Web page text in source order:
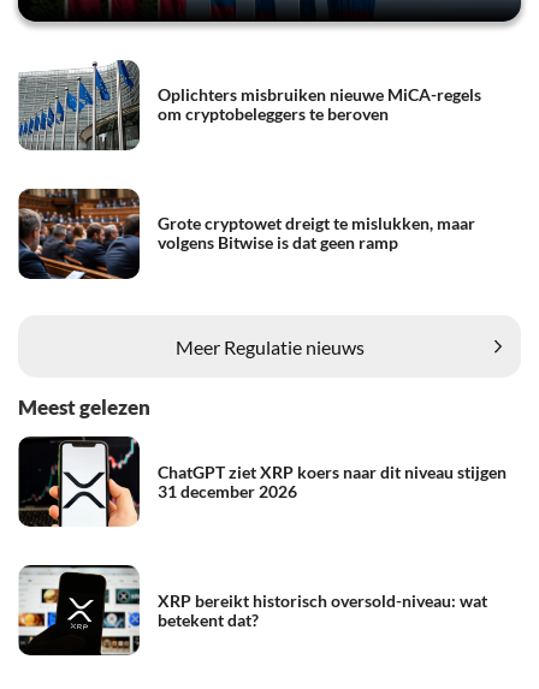
Oplichters misbruiken nieuwe MiCA-regels
om cryptobeleggers te beroven
Grote cryptowet dreigt te mislukken, maar
volgens Bitwise is dat geen ramp
Meer Regulatie nieuws
Meest gelezen
ChatGPT ziet XRP koers naar dit niveau stijgen
31 december 2026
XRP bereikt historisch oversold-niveau: wat
betekent dat?